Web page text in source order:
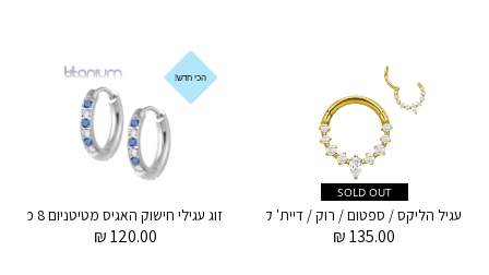
SOLD OUT
עגיל הליקס / ספטום / רוק / דיית' קליקר מטיטניום וציפוי זהב 1.2 * 8 מ"מ מרקיז וקריסטלים לבנים
135.00
₪
הכי חדש!
120.00
₪